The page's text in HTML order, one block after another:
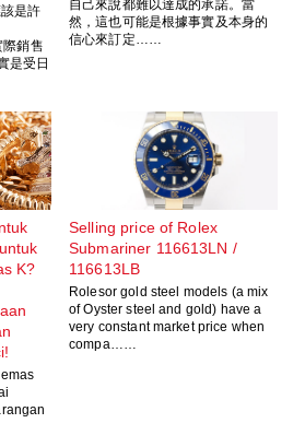
是許
際銷售
是受日
自己來說都難以達成的承諾。當
然，這也可能是根據事實及本身的
信心來訂定……
K?
Selling price of Rolex
Submariner 116613LN /
116613LB
Rolesor gold steel models (a mix
of Oyster steel and gold) have a
very constant market price when
compa……